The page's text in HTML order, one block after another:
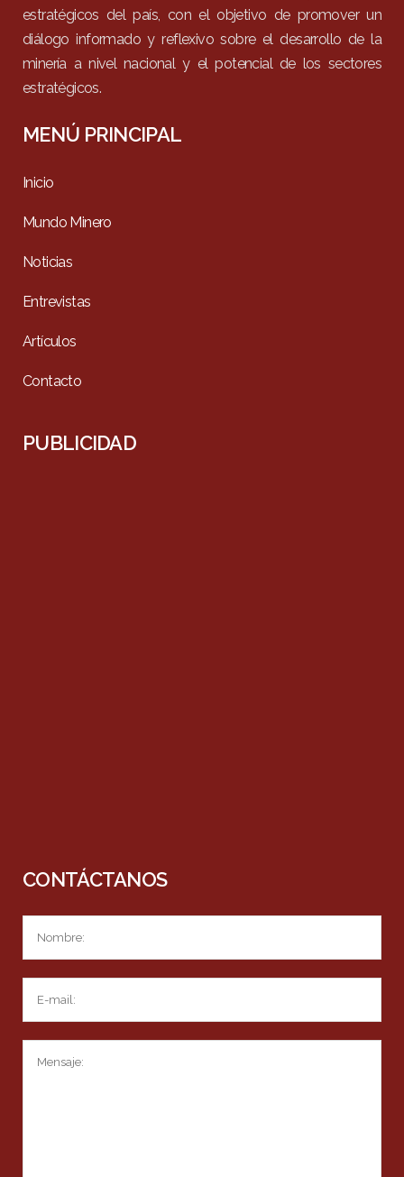
estratégicos del país, con el objetivo de promover un
diálogo informado y reflexivo sobre el desarrollo de la
minería a nivel nacional y el potencial de los sectores
estratégicos.
MENÚ PRINCIPAL
Inicio
Mundo Minero
Noticias
Entrevistas
Artículos
Contacto
PUBLICIDAD
CONTÁCTANOS